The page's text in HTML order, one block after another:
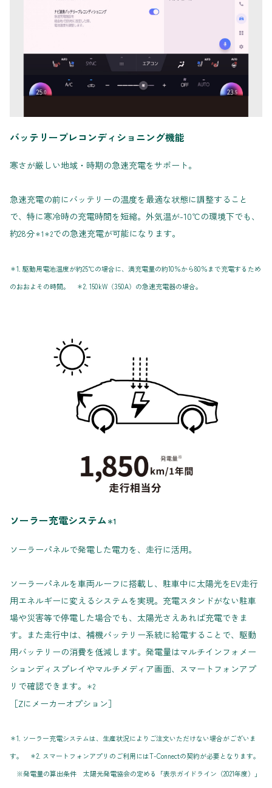
バッテリープレコンディショニング機能
寒さが厳しい地域・時期の急速充電をサポート。
急速充電の前にバッテリーの温度を最適な状態に調整すること
で、特に寒冷時の充電時間を短縮。外気温が-10℃の環境下でも、
約28分＊1＊2での急速充電が可能になります。
＊1. 駆動用電池温度が約25℃の場合に、満充電量の約10％から80％まで充電するため
のおおよその時間。 ＊2. 150kW（350A）の急速充電器の場合。
ソーラー充電システム＊1
ソーラーパネルで発電した電力を、走行に活用。
ソーラーパネルを車両ルーフに搭載し、駐車中に太陽光をEV走行
用エネルギーに変えるシステムを実現。充電スタンドがない駐車
場や災害等で停電した場合でも、太陽光さえあれば充電できま
す。また走行中は、補機バッテリー系統に給電することで、駆動
用バッテリーの消費を低減します。発電量はマルチインフォメー
ションディスプレイやマルチメディア画面、スマートフォンアプ
リで確認できます。
＊2
［Zにメーカーオプション］
＊1. ソーラー充電システムは、生産状況によりご注文いただけない場合がございま
す。 ＊2. スマートフォンアプリのご利用にはT-Connectの契約が必要となります。
※発電量の算出条件 太陽光発電協会の定める「表示ガイドライン（2021年度）」